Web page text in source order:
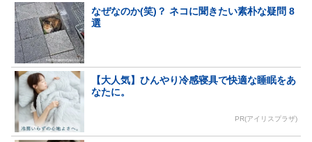
なぜなのか(笑)？ ネコに聞きたい素朴な疑問 8
選
【大人気】ひんやり冷感寝具で快適な睡眠をあ
なたに。
PR(アイリスプラザ)